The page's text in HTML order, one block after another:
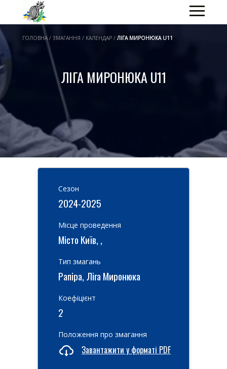
ГОЛОВНА / ЗМАГАННЯ / КАЛЕНДАР /ЛІГА МИРОНЮКА U11
ЛІГА МИРОНЮКА U11
Cезон
2024-2025
Місце проведення
Місто Київ, ,
Тип змагань
Рапіра, Ліга Миронюка
Коефіцієнт
2
Положення про змагання
Завантажити у форматі PDF